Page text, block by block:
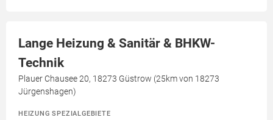
Lange Heizung & Sanitär & BHKW-
Technik
Plauer Chausee 20, 18273 Güstrow (25km von 18273
Jürgenshagen)
HEIZUNG SPEZIALGEBIETE